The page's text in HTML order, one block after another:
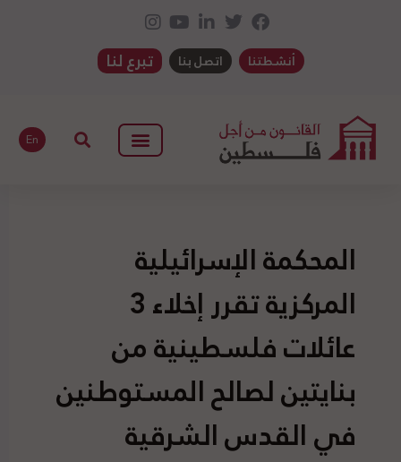
أنشطتنا اتصل بنا تبرع لنا
En
المحكمة الإسرائيلية
المركزية تقرر إخلاء 3
عائلات فلسطينية من
بنايتين لصالح المستوطنين
في القدس الشرقية